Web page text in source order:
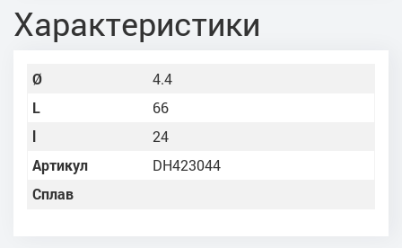
Характеристики
Ø
4.4
L
66
l
24
Артикул
DH423044
Сплав